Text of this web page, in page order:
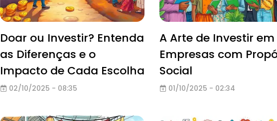
Doar ou Investir? Entenda
as Diferenças e o
Impacto de Cada Escolha
02/10/2025 - 08:35
A Arte de Investir em
Empresas com
Social
01/10/2025 - 02:34